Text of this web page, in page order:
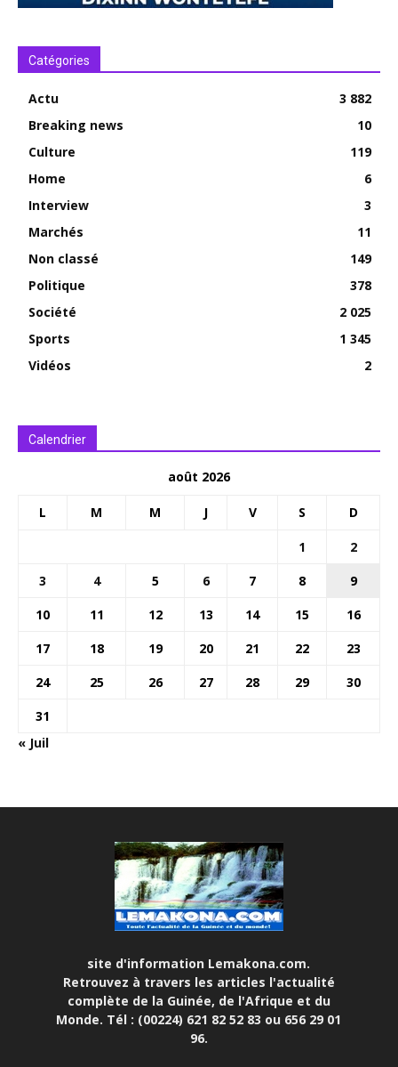
Catégories
Actu
3 882
Breaking news
10
Culture
119
Home
6
Interview
3
Marchés
11
Non classé
149
Politique
378
Société
2 025
Sports
1 345
Vidéos
2
Calendrier
août 2026
L M M J V S D
1
2
3
4 5 6 7 8
9
10
11 12 13 14 15
16
17
18 19 20 21 22
23
24
25 26 27 28 29
30
31
« Juil
site d'information Lemakona.com.
Retrouvez à travers les articles l'actualité
complète de la Guinée, de l'Afrique et du
Monde. Tél : (00224) 621 82 52 83 ou 656 29 01
96.